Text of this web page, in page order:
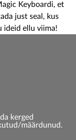
Keyboardi, et
just seal, kus
ideid ellu viima!
kerged
määrdunud.